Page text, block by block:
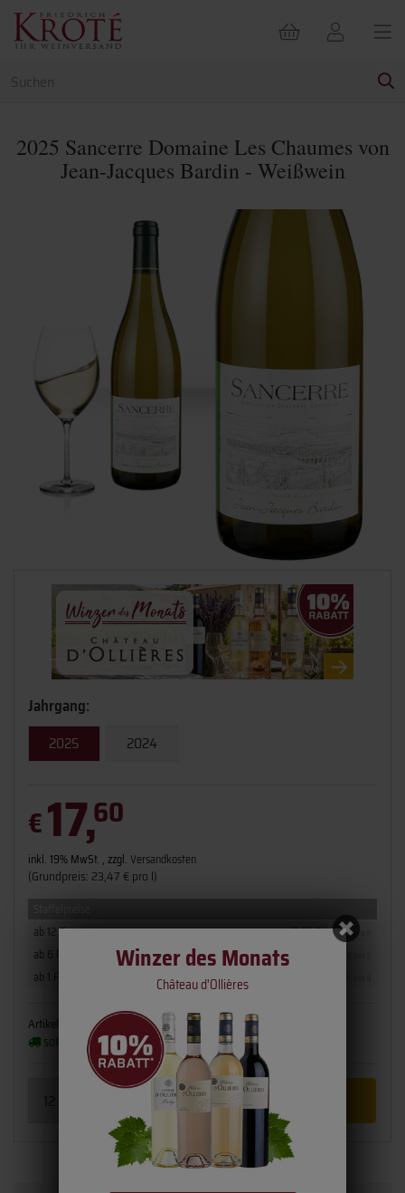
Winzer des Monats
Château d'Ollières
2025 Sancerre Domaine Les Chaumes von
Jean-Jacques Bardin - Weißwein
Jahrgang:
2025 2024
€17,60
inkl. 19% MwSt. , zzgl. Versandkosten
(Grundpreis: 23,47 € pro l)
ab 1 Fl.
ab 6 Fl. 18,60 €
ab 12 Fl. 17,60 € (23,47 € pro l)
Artikelnummer:1727-25 Flaschengröße: 0,75 l
sofort verfügbar (2 - 3 Werktage)